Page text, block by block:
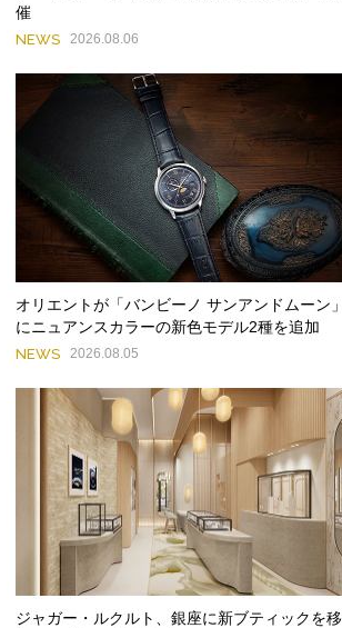
催
NEWS 2026.08.06
オリエントが「バンビーノ サンアンドムーン」
にニュアンスカラーの新色モデル2種を追加
NEWS 2026.08.05
ジャガー・ルクルト、銀座に新ブティックを移